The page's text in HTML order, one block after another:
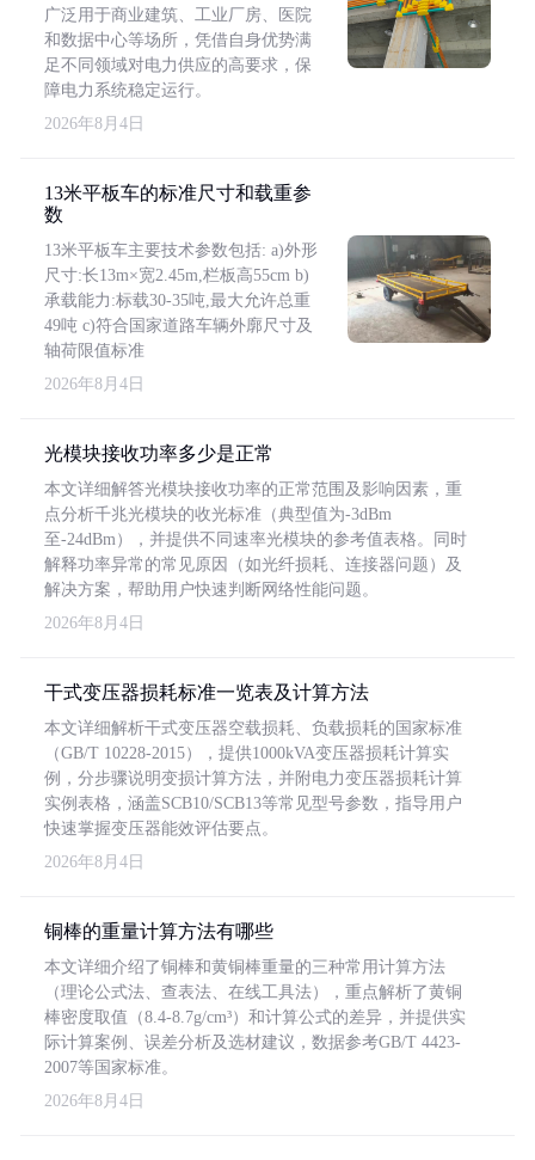
广泛用于商业建筑、工业厂房、医院
和数据中心等场所，凭借自身优势满
足不同领域对电力供应的高要求，保
障电力系统稳定运行。
2026年8月4日
13米平板车的标准尺寸和载重参
数
13米平板车主要技术参数包括: a)外形
尺寸:长13m×宽2.45m,栏板高55cm b)
承载能力:标载30-35吨,最大允许总重
49吨 c)符合国家道路车辆外廓尺寸及
轴荷限值标准
2026年8月4日
光模块接收功率多少是正常
本文详细解答光模块接收功率的正常范围及影响因素，重
点分析千兆光模块的收光标准（典型值为-3dBm
至-24dBm），并提供不同速率光模块的参考值表格。同时
解释功率异常的常见原因（如光纤损耗、连接器问题）及
解决方案，帮助用户快速判断网络性能问题。
2026年8月4日
干式变压器损耗标准一览表及计算方法
本文详细解析干式变压器空载损耗、负载损耗的国家标准
（GB/T 10228-2015），提供1000kVA变压器损耗计算实
例，分步骤说明变损计算方法，并附电力变压器损耗计算
实例表格，涵盖SCB10/SCB13等常见型号参数，指导用户
快速掌握变压器能效评估要点。
2026年8月4日
铜棒的重量计算方法有哪些
本文详细介绍了铜棒和黄铜棒重量的三种常用计算方法
（理论公式法、查表法、在线工具法），重点解析了黄铜
棒密度取值（8.4-8.7g/cm³）和计算公式的差异，并提供实
际计算案例、误差分析及选材建议，数据参考GB/T 4423-
2007等国家标准。
2026年8月4日